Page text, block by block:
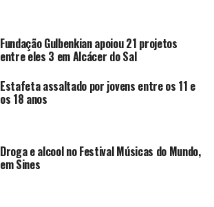
Fundação Gulbenkian apoiou 21 projetos
entre eles 3 em Alcácer do Sal
Estafeta assaltado por jovens entre os 11 e
os 18 anos
Droga e alcool no Festival Músicas do Mundo,
em Sines